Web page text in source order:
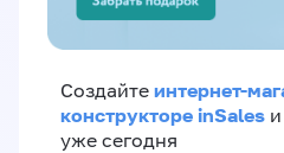
Создайте интернет-
конструкторе inSales
уже сегодня